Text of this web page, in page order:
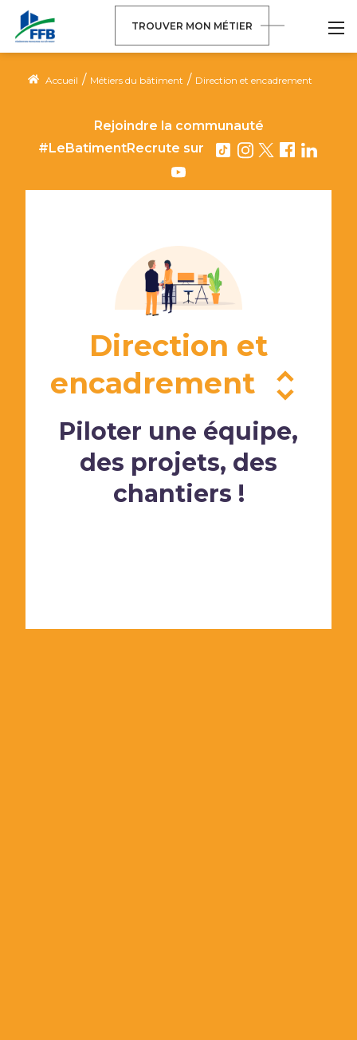
TROUVER MON MÉTIER
Accueil / Métiers du bâtiment / Direction et encadrement
Rejoindre la communauté
#LeBatimentRecrute sur
Direction et
encadrement
Piloter une équipe,
des projets, des
chantiers !